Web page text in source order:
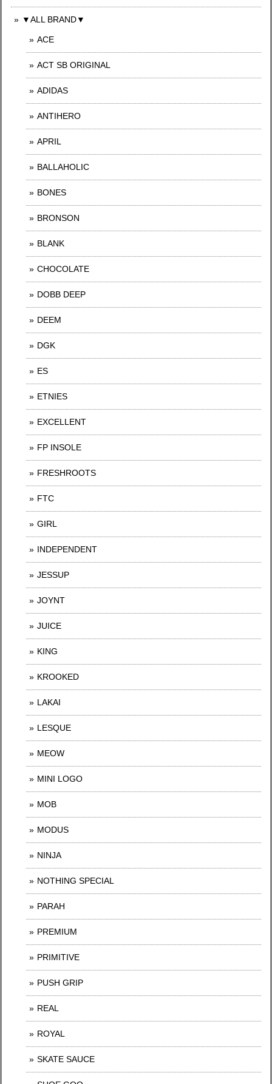
▼ALL BRAND▼
ACE
ACT SB ORIGINAL
ADIDAS
ANTIHERO
APRIL
BALLAHOLIC
BONES
BRONSON
BLANK
CHOCOLATE
DOBB DEEP
DEEM
DGK
ES
ETNIES
EXCELLENT
FP INSOLE
FRESHROOTS
FTC
GIRL
INDEPENDENT
JESSUP
JOYNT
JUICE
KING
KROOKED
LAKAI
LESQUE
MEOW
MINI LOGO
MOB
MODUS
NINJA
NOTHING SPECIAL
PARAH
PREMIUM
PRIMITIVE
PUSH GRIP
REAL
ROYAL
SKATE SAUCE